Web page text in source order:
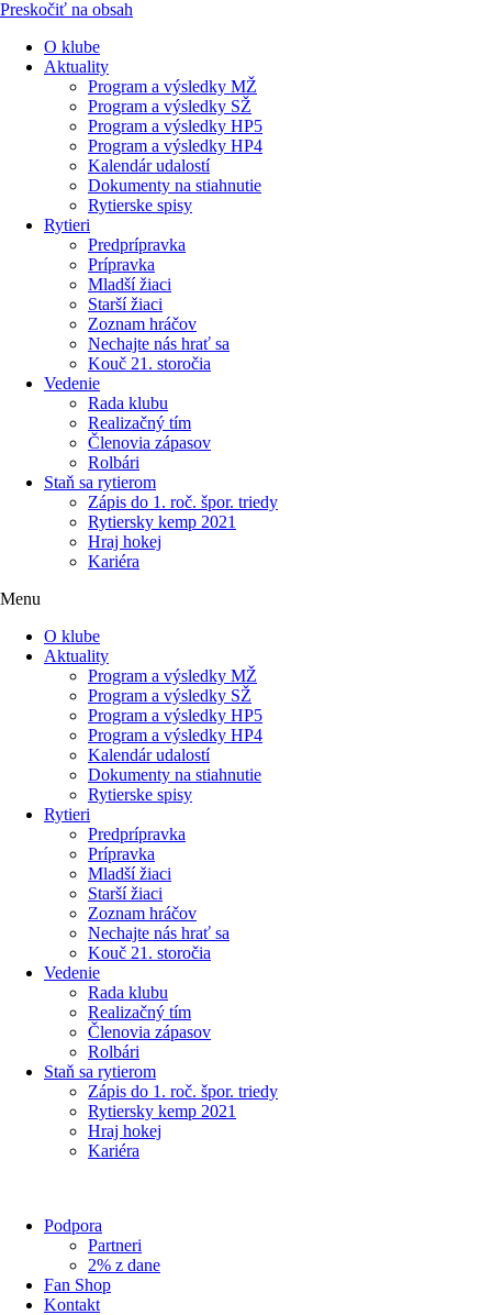
Preskočiť na obsah
O klube
Aktuality
Program a výsledky MŽ
Program a výsledky SŽ
Program a výsledky HP5
Program a výsledky HP4
Kalendár udalostí
Dokumenty na stiahnutie
Rytierske spisy
Rytieri
Predprípravka
Prípravka
Mladší žiaci
Starší žiaci
Zoznam hráčov
Nechajte nás hrať sa
Kouč 21. storočia
Vedenie
Rada klubu
Realizačný tím
Členovia zápasov
Rolbári
Staň sa rytierom
Zápis do 1. roč. špor. triedy
Rytiersky kemp 2021
Hraj hokej
Kariéra
Menu
O klube
Aktuality
Program a výsledky MŽ
Program a výsledky SŽ
Program a výsledky HP5
Program a výsledky HP4
Kalendár udalostí
Dokumenty na stiahnutie
Rytierske spisy
Rytieri
Predprípravka
Prípravka
Mladší žiaci
Starší žiaci
Zoznam hráčov
Nechajte nás hrať sa
Kouč 21. storočia
Vedenie
Rada klubu
Realizačný tím
Členovia zápasov
Rolbári
Staň sa rytierom
Zápis do 1. roč. špor. triedy
Rytiersky kemp 2021
Hraj hokej
Kariéra
Podpora
Partneri
2% z dane
Fan Shop
Kontakt